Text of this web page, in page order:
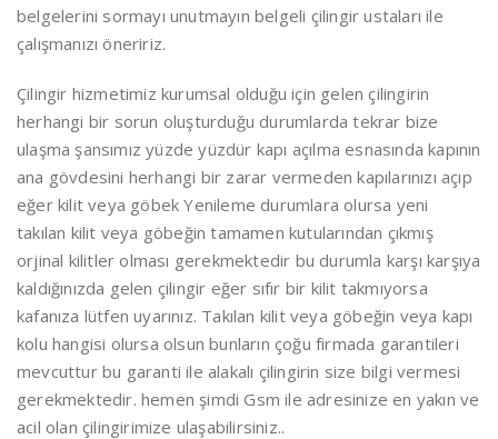
belgelerini sormayı unutmayın belgeli çilingir ustaları ile
çalışmanızı öneririz.
Çilingir hizmetimiz kurumsal olduğu için gelen çilingirin
herhangi bir sorun oluşturduğu durumlarda tekrar bize
ulaşma şansımız yüzde yüzdür kapı açılma esnasında kapının
ana gövdesini herhangi bir zarar vermeden kapılarınızı açıp
eğer kilit veya göbek Yenileme durumlara olursa yeni
takılan kilit veya göbeğin tamamen kutularından çıkmış
orjinal kilitler olması gerekmektedir bu durumla karşı karşıya
kaldığınızda gelen çilingir eğer sıfır bir kilit takmıyorsa
kafanıza lütfen uyarınız. Takılan kilit veya göbeğin veya kapı
kolu hangisi olursa olsun bunların çoğu firmada garantileri
mevcuttur bu garanti ile alakalı çilingirin size bilgi vermesi
gerekmektedir. hemen şimdi Gsm ile adresinize en yakın ve
acil olan çilingirimize ulaşabilirsiniz..